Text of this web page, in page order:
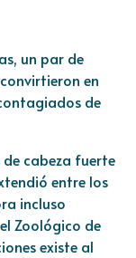
un par de
en
de
cabeza fuerte
entre los
incluso
Zoológico de
existe al